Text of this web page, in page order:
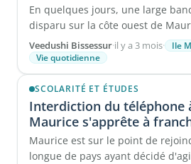
En quelques jours, une large
disparu sur la côte ouest de
brutal qui révèle une ...
Veedushi Bissessur·il y a 3 mois·
Ile
Vie quotidienne
SCOLARITÉ ET ÉTUDES
Interdiction du téléphone
Maurice s'apprête à
Maurice est sur le point de
longue de pays ayant décidé